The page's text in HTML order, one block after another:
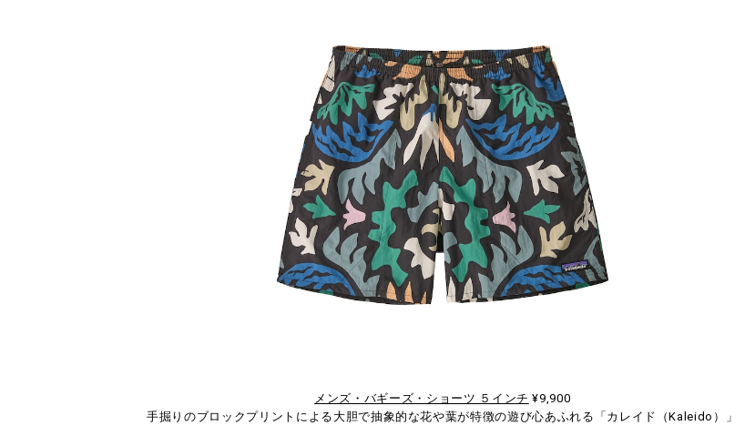
メンズ・バギーズ・ショーツ ５インチ ¥9,900
手掘りのブロックプリントによる大胆で抽象的な花や葉が特徴の遊び心あふれる「カレイド（Kaleido）」